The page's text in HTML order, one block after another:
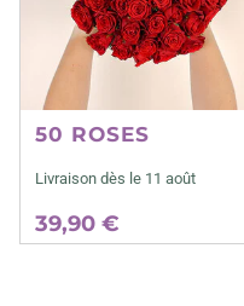
50 ROSES
Livraison dès le 11 août
39,90 €